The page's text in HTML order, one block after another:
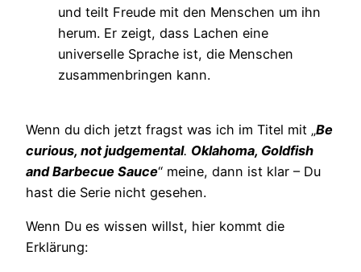
und teilt Freude mit den Menschen um ihn
herum. Er zeigt, dass Lachen eine
universelle Sprache ist, die Menschen
zusammenbringen kann.
Wenn du dich jetzt fragst was ich im Titel mit „Be
curious, not judgemental. Oklahoma, Goldfish
and Barbecue Sauce“ meine, dann ist klar – Du
hast die Serie nicht gesehen.
Wenn Du es wissen willst, hier kommt die
Erklärung: